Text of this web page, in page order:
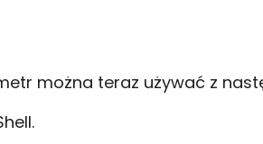
można teraz używać z